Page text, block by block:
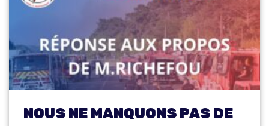
NOUS NE MANQUONS PAS DE